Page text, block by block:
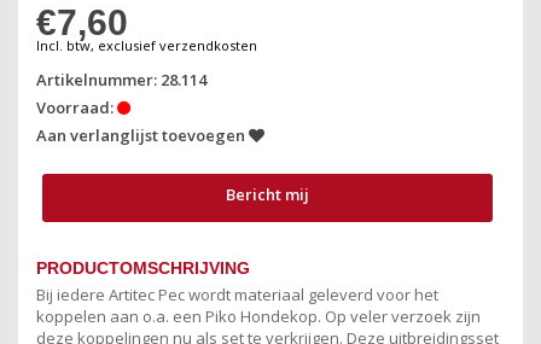
€7,60
Incl. btw, exclusief verzendkosten
Artikelnummer: 28.114
Voorraad:
Aan verlanglijst toevoegen
Bericht mij
PRODUCTOMSCHRIJVING
Bij iedere Artitec Pec wordt materiaal geleverd voor het
koppelen aan o.a. een Piko Hondekop. Op veler verzoek zijn
deze koppelingen nu als set te verkrijgen. Deze uitbreidingsset